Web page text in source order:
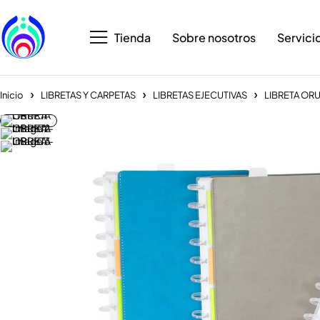
Tienda Sobre nosotros
Inicio LIBRETAS Y CARPETAS LIBRETAS EJECUTIVAS LIBRETA